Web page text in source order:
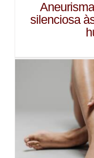
silenciosa